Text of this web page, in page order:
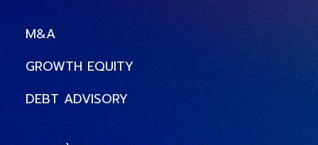
M&A
GROWTH EQUITY
DEBT ADVISORY